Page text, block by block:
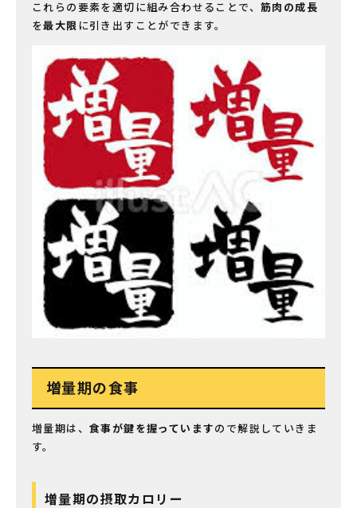
これらの要素を適切に組み合わせることで、 筋肉の成長
を最大限 に引き出すことができます。
増量期の食事
増量期は、 食事が鍵を握っていますので解説していきま
す。
増量期の摂取カロリー